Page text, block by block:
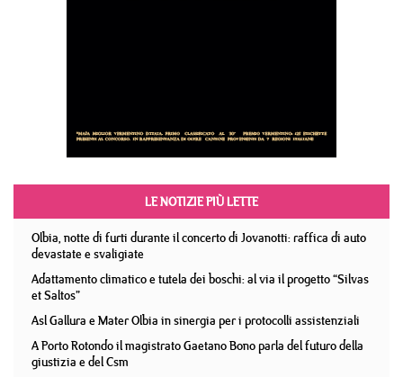
LE NOTIZIE PIÙ LETTE
Olbia, notte di furti durante il concerto di Jovanotti: raffica di auto
devastate e svaligiate
Adattamento climatico e tutela dei boschi: al via il progetto “Silvas
et Saltos”
Asl Gallura e Mater Olbia in sinergia per i protocolli assistenziali
A Porto Rotondo il magistrato Gaetano Bono parla del futuro della
giustizia e del Csm